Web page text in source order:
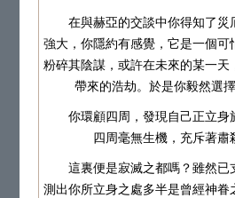
在與赫亞的交談中你得知了災
強大，你隱約有感覺，它是一個可
粉碎其陰謀，或許在未來的某一天
帶來的浩劫。於是你毅然選
你環顧四周，發現自己正立身
四周毫無生機，充斥著肅
這裏便是寂滅之都嗎？雖然已
測出你所立身之處多半是曾經神眷